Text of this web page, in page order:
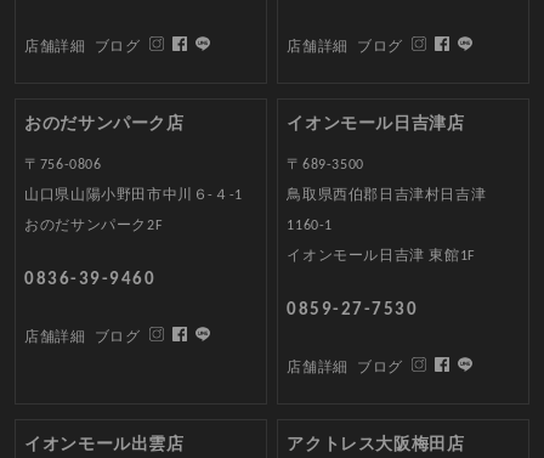
店舗詳細 ブログ 店舗詳細 ブログ
おのだサンパーク店
〒756-0806
山口県山陽小野田市中川６-４-1
おのだサンパーク2F
0836-39-9460
店舗詳細 ブログ
イオンモール日吉津店
〒689-3500
鳥取県西伯郡日吉津村日吉津
1160-1
イオンモール日吉津 東館1F
0859-27-7530
店舗詳細 ブログ
イオンモール出雲店 アクトレス大阪梅田店